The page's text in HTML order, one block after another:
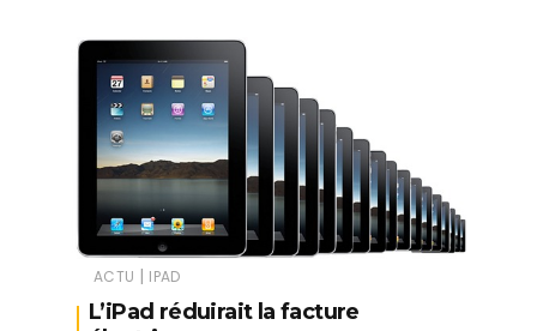
ACTU | IPAD
L’iPad réduirait la facture